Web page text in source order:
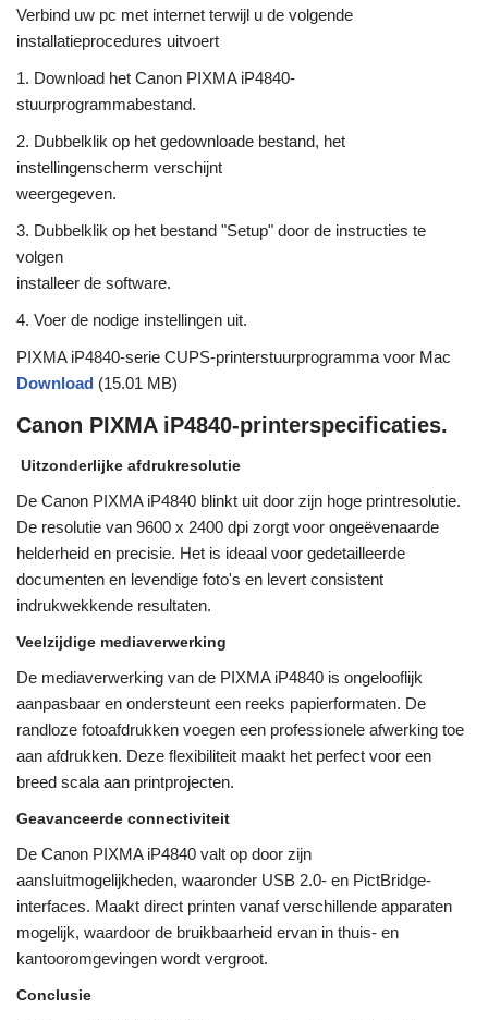
Verbind uw pc met internet terwijl u de volgende
installatieprocedures uitvoert
1. Download het Canon PIXMA iP4840-
stuurprogrammabestand.
2. Dubbelklik op het gedownloade bestand, het
instellingenscherm verschijnt
weergegeven.
3. Dubbelklik op het bestand "Setup" door de instructies te
volgen
installeer de software.
4. Voer de nodige instellingen uit.
PIXMA iP4840-serie CUPS-printerstuurprogramma voor Mac
Download (15.01 MB)
Canon PIXMA iP4840-printerspecificaties.
Uitzonderlijke afdrukresolutie
De Canon PIXMA iP4840 blinkt uit door zijn hoge printresolutie.
De resolutie van 9600 x 2400 dpi zorgt voor ongeëvenaarde
helderheid en precisie. Het is ideaal voor gedetailleerde
documenten en levendige foto's en levert consistent
indrukwekkende resultaten.
Veelzijdige mediaverwerking
De mediaverwerking van de PIXMA iP4840 is ongelooflijk
aanpasbaar en ondersteunt een reeks papierformaten. De
randloze fotoafdrukken voegen een professionele afwerking toe
aan afdrukken. Deze flexibiliteit maakt het perfect voor een
breed scala aan printprojecten.
Geavanceerde connectiviteit
De Canon PIXMA iP4840 valt op door zijn
aansluitmogelijkheden, waaronder USB 2.0- en PictBridge-
interfaces. Maakt direct printen vanaf verschillende apparaten
mogelijk, waardoor de bruikbaarheid ervan in thuis- en
kantooromgevingen wordt vergroot.
Conclusie